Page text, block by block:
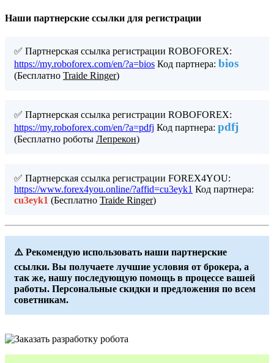
Наши партнерские ссылки для регистрации
✅ Партнерская ссылка регистрации ROBOFOREX:
https://my.roboforex.com/en/?a=bios Код партнера: bios
(Бесплатно Traide Ringer)
✅ Партнерская ссылка регистрации ROBOFOREX:
https://my.roboforex.com/en/?a=pdfj Код партнера: pdfj
(Бесплатно роботы Лепрекон)
✅ Партнерская ссылка регистрации FOREX4YOU:
https://www.forex4you.online/?affid=cu3eyk1 Код партнера:
cu3eyk1 (Бесплатно Traide Ringer)
⚠️ Рекомендую использовать наши партнерские
ссылки. Вы получаете лучшие условия от брокера, а
так же, нашу последующую помощь в процессе вашей
работы. Персональные скидки и предложения по всем
советникам.